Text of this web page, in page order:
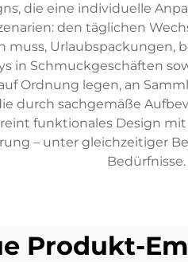
die eine individuelle
den täglichen
in Schmuckgeschäften
Ordnung legen, an
durch sachgemäße
funktionales Design
– unter gleichzeitiger
Bedürfnisse.
Produkt-